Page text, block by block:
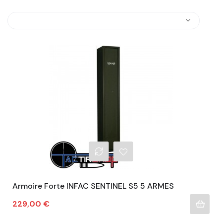
Armoire Forte INFAC SENTINEL S5 5 ARMES
Prix
229,00 €